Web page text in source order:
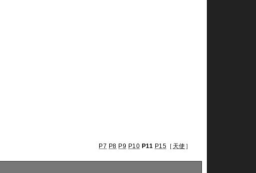
P7 P8 P9 P10 P11 P15 ［ 天使 ］